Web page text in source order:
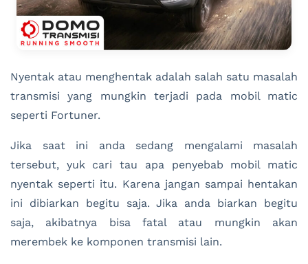
Nyentak atau menghentak adalah salah satu masalah
transmisi yang mungkin terjadi pada mobil matic
seperti Fortuner.
Jika saat ini anda sedang mengalami masalah
tersebut, yuk cari tau apa penyebab mobil matic
nyentak seperti itu. Karena jangan sampai hentakan
ini dibiarkan begitu saja. Jika anda biarkan begitu
saja, akibatnya bisa fatal atau mungkin akan
merembek ke komponen transmisi lain.